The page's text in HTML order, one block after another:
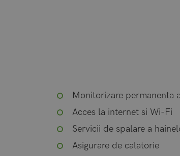
Monitorizare permanenta
Acces la internet si Wi-Fi
Servicii de spalare a
Asigurare de calatorie